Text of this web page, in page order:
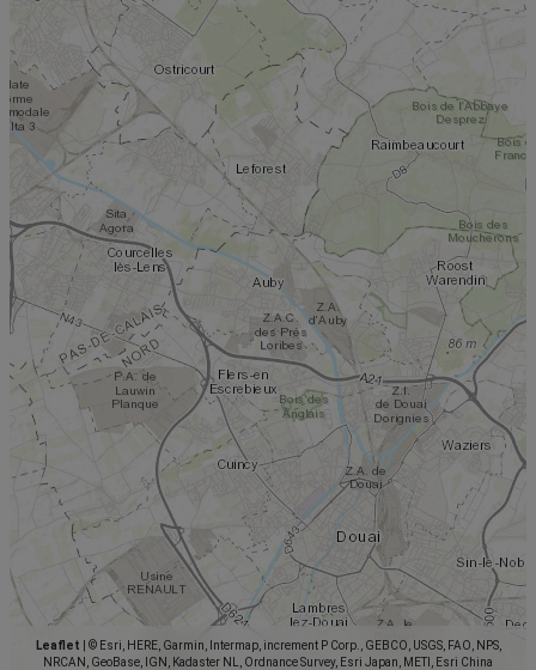
Leaflet
© Esri, HERE, Garmin, Intermap, increment P Corp., GEBCO, USGS, FAO, NPS,
NRCAN, GeoBase, IGN, Kadaster NL, Ordnance Survey, Esri Japan, METI, Esri China